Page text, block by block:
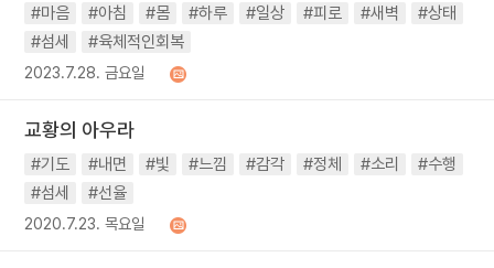
#마음 #아침 #몸 #하루 #일상 #피로 #새벽
#상태
#섬세
#육체적인회복
2023.7.28. 금요일
교황의 아우라
#기도 #내면 #빛 #느낌 #감각 #정체 #소리
#수행
#섬세
#선율
2020.7.23. 목요일